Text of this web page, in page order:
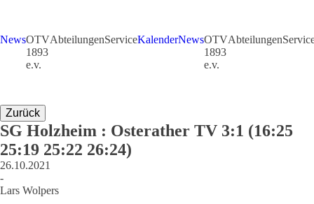
NewsOTV
1893
e.v.
AbteilungenServiceKalenderNewsOTV
1893
e.v.
Abteilungen
Zurück
SG Holzheim : Osterather TV 3:1 (16:25
25:19 25:22 26:24)
26.10.2021
-
Lars Wolpers